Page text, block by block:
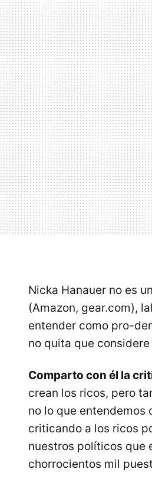
Nicka Hanauer no es
(Amazon, gear.com),
entender como pro-
no quita que
Comparto con él la
crean los ricos, pero
no lo que entendemos
criticando a los ricos
nuestros políticos que
chorrocientos mil